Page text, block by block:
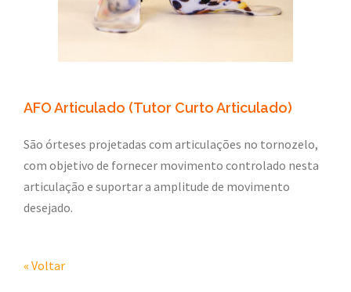
AFO Articulado (Tutor Curto Articulado)
São órteses projetadas com articulações no tornozelo,
com objetivo de fornecer movimento controlado nesta
articulação e suportar a amplitude de movimento
desejado.
« Voltar